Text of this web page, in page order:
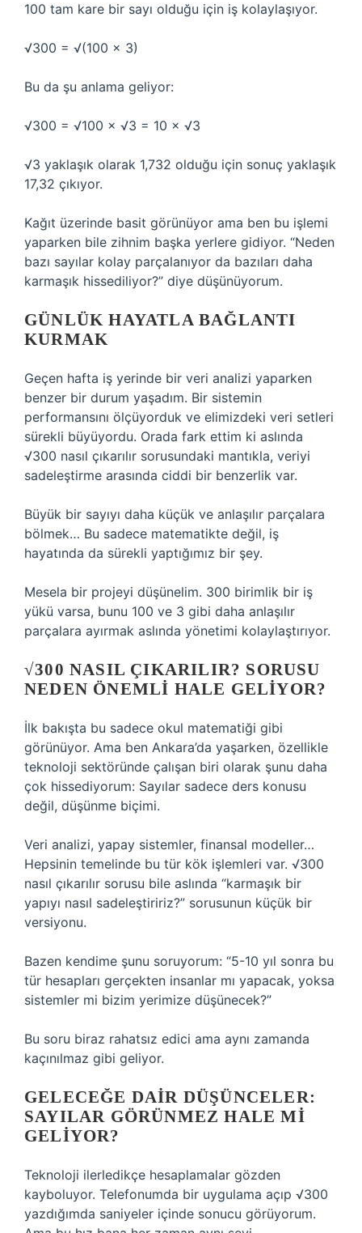
100 tam kare bir sayı olduğu için iş kolaylaşıyor.
√300 = √(100 × 3)
Bu da şu anlama geliyor:
√300 = √100 × √3 = 10 × √3
√3 yaklaşık olarak 1,732 olduğu için sonuç yaklaşık
17,32 çıkıyor.
Kağıt üzerinde basit görünüyor ama ben bu işlemi
yaparken bile zihnim başka yerlere gidiyor. “Neden
bazı sayılar kolay parçalanıyor da bazıları daha
karmaşık hissediliyor?” diye düşünüyorum.
GÜNLÜK HAYATLA BAĞLANTI
KURMAK
Geçen hafta iş yerinde bir veri analizi yaparken
benzer bir durum yaşadım. Bir sistemin
performansını ölçüyorduk ve elimizdeki veri setleri
sürekli büyüyordu. Orada fark ettim ki aslında
√300 nasıl çıkarılır sorusundaki mantıkla, veriyi
sadeleştirme arasında ciddi bir benzerlik var.
Büyük bir sayıyı daha küçük ve anlaşılır parçalara
bölmek… Bu sadece matematikte değil, iş
hayatında da sürekli yaptığımız bir şey.
Mesela bir projeyi düşünelim. 300 birimlik bir iş
yükü varsa, bunu 100 ve 3 gibi daha anlaşılır
parçalara ayırmak aslında yönetimi kolaylaştırıyor.
√300 NASIL ÇIKARILIR? SORUSU
NEDEN ÖNEMLI HALE GELIYOR?
İlk bakışta bu sadece okul matematiği gibi
görünüyor. Ama ben Ankara’da yaşarken, özellikle
teknoloji sektöründe çalışan biri olarak şunu daha
çok hissediyorum: Sayılar sadece ders konusu
değil, düşünme biçimi.
Veri analizi, yapay sistemler, finansal modeller…
Hepsinin temelinde bu tür kök işlemleri var. √300
nasıl çıkarılır sorusu bile aslında “karmaşık bir
yapıyı nasıl sadeleştiririz?” sorusunun küçük bir
versiyonu.
Bazen kendime şunu soruyorum: “5-10 yıl sonra bu
tür hesapları gerçekten insanlar mı yapacak, yoksa
sistemler mi bizim yerimize düşünecek?”
Bu soru biraz rahatsız edici ama aynı zamanda
kaçınılmaz gibi geliyor.
GELECEĞE DAIR DÜŞÜNCELER:
SAYILAR GÖRÜNMEZ HALE MI
GELIYOR?
Teknoloji ilerledikçe hesaplamalar gözden
kayboluyor. Telefonumda bir uygulama açıp √300
yazdığımda saniyeler içinde sonucu görüyorum.